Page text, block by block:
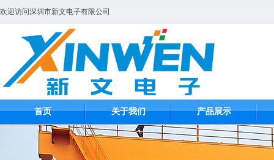
欢迎访问深圳市新文电子有限公司
首页 关于我们 产品展示